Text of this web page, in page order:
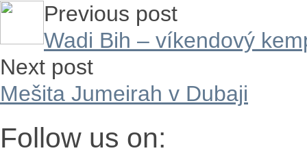
Previous post
Wadi Bih – víkendový
Next post
Mešita Jumeirah v Dubaji
Follow us on: